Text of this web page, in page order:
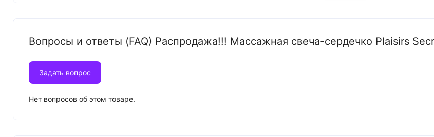
Вопросы и ответы (FAQ) Распродажа!!! Массажная свеча-сердечко Plaisirs
Задать вопрос
Нет вопросов об этом товаре.